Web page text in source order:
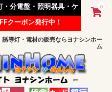
0
分電盤・照明器具・ケ
扱っています。
クーポン発行中！
導灯・電材の販売ならヨナシンホー
ム